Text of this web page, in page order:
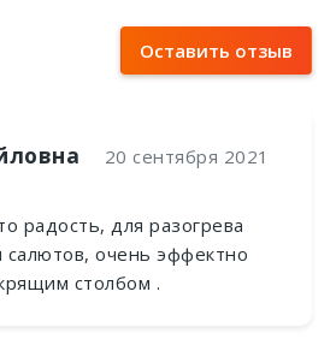
Оставить отзыв
20 сентября 2021
радость, для разогрева
очень эффектно
столбом .